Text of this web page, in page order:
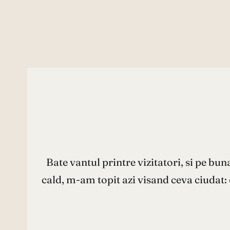
Bate vantul printre vizitatori, si pe
cald, m-am topit azi visand ceva